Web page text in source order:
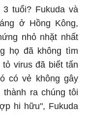
tuổi? Fukuda và
ở Hồng Kông,
nhỏ nhặt nhất
họ đã không tìm
virus đã biết tấn
có vẻ không gây
ra chúng tôi
hi hữu", Fukuda